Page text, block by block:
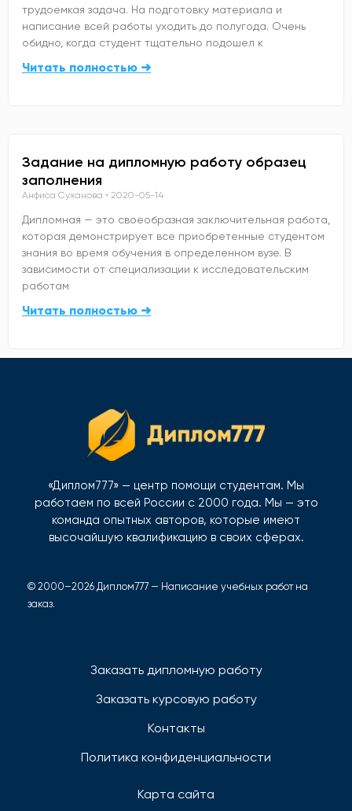
трудоемкая задача. На подготовку материала и
написание всей работы уходить до полугода. Очень
обидно, когда студент тщательно подошел к
Читать полностью ➜
Задание на дипломную работу образец
заполнения
Анфиса Суханова 2020-05-14
Дипломная — это своеобразная заключительная работа,
которая демонстрирует все приобретенные студентом
знания во время обучения в определенном вузе. В
зависимости от специализации к исследовательским
работам
Читать полностью ➜
«Диплом777» — центр помощи студентам. Мы
работаем по всей России с 2000 года. Мы — это
команда опытных авторов, которые имеют
высочайшую квалификацию в своих сферах.
© 2000–2026 Диплом777 — Написание учебных работ на
заказ.
Заказать дипломную работу
Заказать курсовую работу
Контакты
Политика конфиденциальности
Карта сайта